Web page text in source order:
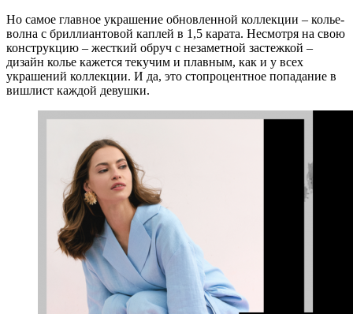
Но самое главное украшение обновленной коллекции – колье-
волна с бриллиантовой каплей в 1,5 карата. Несмотря на свою
конструкцию – жесткий обруч с незаметной застежкой –
дизайн колье кажется текучим и плавным, как и у всех
украшений коллекции. И да, это стопроцентное попадание в
вишлист каждой девушки.